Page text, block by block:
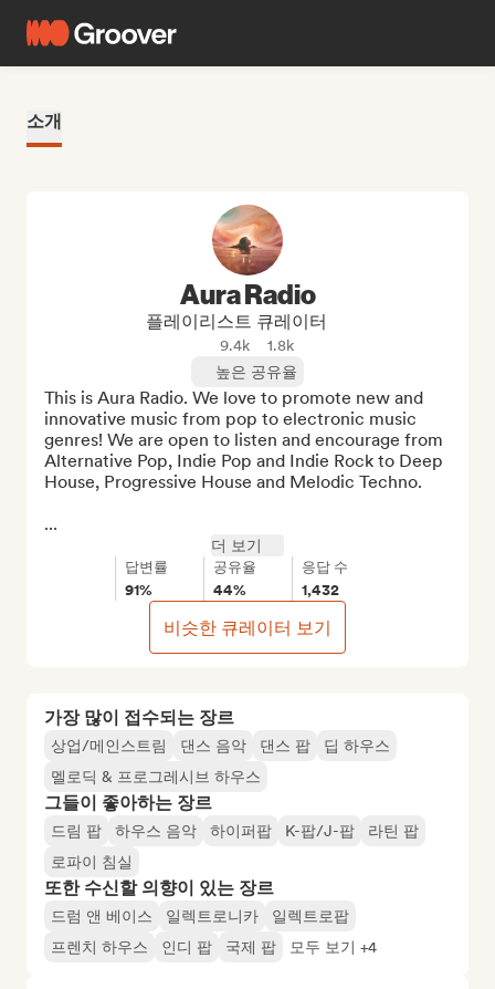
소개
가장 많이 접수되는 장르
상업/메인스트림 댄스 음악 댄스 팝
딥 하우스
멜로딕 & 프로그레시브 하우스
그들이 좋아하는 장르
드림 팝 하우스 음악 하이퍼팝 K-팝/J-팝
라틴 팝
로파이 침실
또한 수신할 의향이 있는 장르
드럼 앤 베이스 일렉트로니카
일렉트로팝
프렌치 하우스
인디 팝 국제 팝 모두 보기 +4
Aura Radio
플레이리스트 큐레이터
9.4k
1.8k
높은 공유율
This is Aura Radio. We love to promote new and
innovative music from pop to electronic music
genres! We are open to listen and encourage from
Alternative Pop, Indie Pop and Indie Rock to Deep
House, Progressive House and Melodic Techno.
...
더 보기
답변률
91%
공유율
44%
응답 수
1,432
비슷한 큐레이터 보기